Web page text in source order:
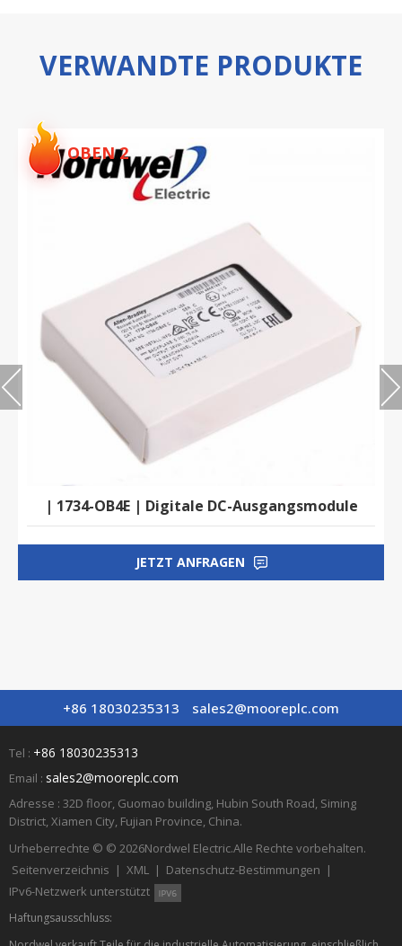
VERWANDTE PRODUKTE
OBEN 2
| 1734-OB4E | Digitale DC-Ausgangsmodule
JETZT ANFRAGEN
+86 18030235313 sales2@mooreplc.com
Tel : +86 18030235313
Email : sales2@mooreplc.com
Adresse : 32D floor, Guomao building, Hubin South Road, Siming
District, Xiamen City, Fujian Province, China.
Urheberrechte © © 2026Nordwel Electric.Alle Rechte vorbehalten.
Seitenverzeichnis | XML | Datenschutz-Bestimmungen |
IPv6-Netzwerk unterstützt
Haftungsausschluss: